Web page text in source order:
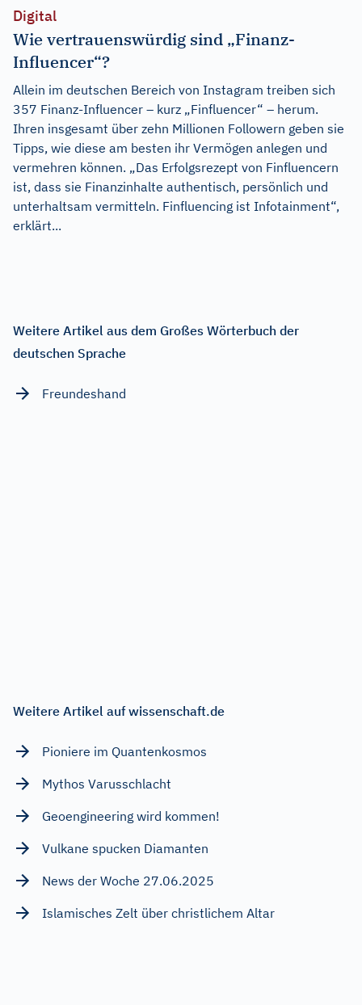
Digital
Wie vertrauenswürdig sind „Finanz-
Influencer“?
Allein im deutschen Bereich von Instagram treiben sich
357 Finanz-Influencer – kurz „Finfluencer“ – herum.
Ihren insgesamt über zehn Millionen Followern geben sie
Tipps, wie diese am besten ihr Vermögen anlegen und
vermehren können. „Das Erfolgsrezept von Finfluencern
ist, dass sie Finanzinhalte authentisch, persönlich und
unterhaltsam vermitteln. Finfluencing ist Infotainment“,
erklärt...
Weitere Artikel aus dem Großes Wörterbuch der
deutschen Sprache
Freundeshand
Weitere Artikel auf wissenschaft.de
Pioniere im Quantenkosmos
Mythos Varusschlacht
Geoengineering wird kommen!
Vulkane spucken Diamanten
News der Woche 27.06.2025
Islamisches Zelt über christlichem Altar